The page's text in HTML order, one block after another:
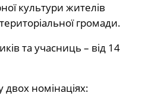
культури жителів
громади.
та учасниць – від 14
двох номінаціях: